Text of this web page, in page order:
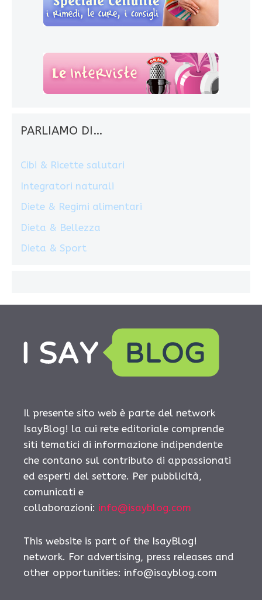
PARLIAMO DI…
Cibi & Ricette salutari
Integratori naturali
Diete & Regimi alimentari
Dieta & Bellezza
Dieta & Sport
Il presente sito web è parte del network
IsayBlog! la cui rete editoriale comprende
siti tematici di informazione indipendente
che contano sul contributo di appassionati
ed esperti del settore. Per pubblicità,
comunicati e
collaborazioni: info@isayblog.com
This website is part of the IsayBlog!
network. For advertising, press releases and
other opportunities: info@isayblog.com